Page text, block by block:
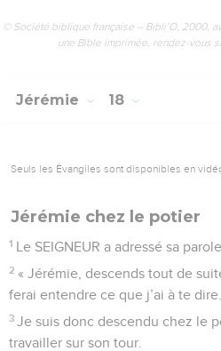
© Société biblique française – Bibli’O, 2000,
une Bible imprimée, rendez-vous
Jérémie 18
Seuls les Évangiles sont disponibles en
Jérémie chez le potier
1 Le SEIGNEUR a adressé sa
2 « Jérémie, descends tout de
ferai entendre ce que j’ai à te
3 Je suis donc descendu chez le
travailler sur son tour.